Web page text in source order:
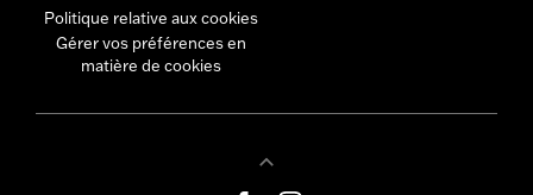
Politique relative aux cookies
Gérer vos préférences en
matière de cookies